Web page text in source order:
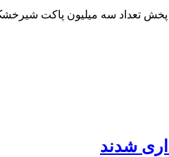
پخش تعداد سه میلیون پاکت شیرخشک
شدند